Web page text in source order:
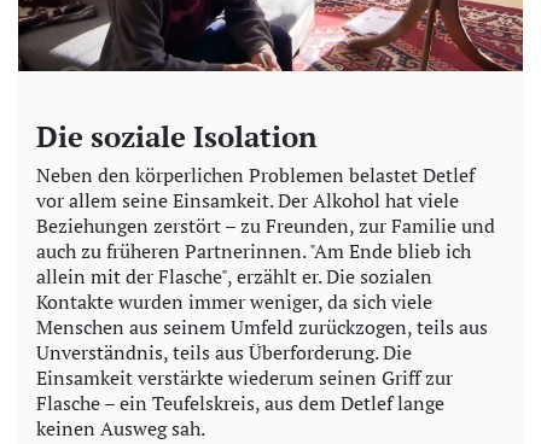
Die soziale Isolation
Neben den körperlichen Problemen belastet Detlef
vor allem seine Einsamkeit. Der Alkohol hat viele
Beziehungen zerstört – zu Freunden, zur Familie und
auch zu früheren Partnerinnen. "Am Ende blieb ich
allein mit der Flasche", erzählt er. Die sozialen
Kontakte wurden immer weniger, da sich viele
Menschen aus seinem Umfeld zurückzogen, teils aus
Unverständnis, teils aus Überforderung. Die
Einsamkeit verstärkte wiederum seinen Griff zur
Flasche – ein Teufelskreis, aus dem Detlef lange
keinen Ausweg sah.